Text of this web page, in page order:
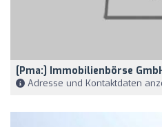
[pma:] Immobilienbörse
Adresse und Kontaktdaten